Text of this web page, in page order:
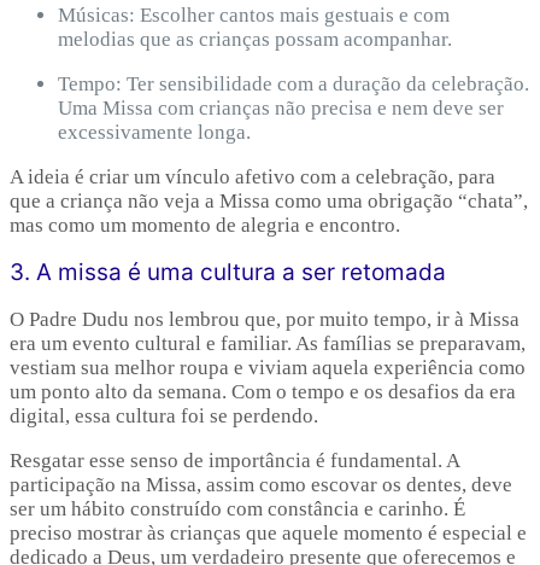
Músicas: Escolher cantos mais gestuais e com
melodias que as crianças possam acompanhar.
Tempo: Ter sensibilidade com a duração da celebração.
Uma Missa com crianças não precisa e nem deve ser
excessivamente longa.
A ideia é criar um vínculo afetivo com a celebração, para
que a criança não veja a Missa como uma obrigação “chata”,
mas como um momento de alegria e encontro.
3. A missa é uma cultura a ser retomada
O Padre Dudu nos lembrou que, por muito tempo, ir à Missa
era um evento cultural e familiar. As famílias se preparavam,
vestiam sua melhor roupa e viviam aquela experiência como
um ponto alto da semana. Com o tempo e os desafios da era
digital, essa cultura foi se perdendo.
Resgatar esse senso de importância é fundamental. A
participação na Missa, assim como escovar os dentes, deve
ser um hábito construído com constância e carinho. É
preciso mostrar às crianças que aquele momento é especial e
dedicado a Deus, um verdadeiro presente que oferecemos e